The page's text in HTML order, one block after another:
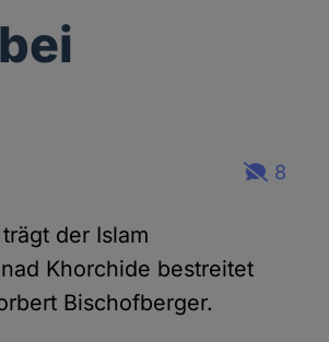
8
der Islam
Khorchide bestreitet
Bischofberger.